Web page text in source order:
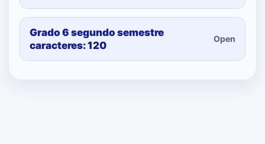
Grado 6 segundo semestre
caracteres: 120
Open